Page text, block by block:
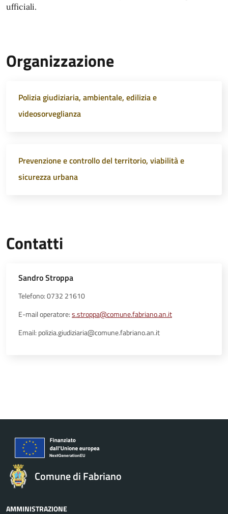
ufficiali.
Organizzazione
Polizia giudiziaria, ambientale, edilizia e
videosorveglianza
Prevenzione e controllo del territorio, viabilità e
sicurezza urbana
Contatti
Sandro Stroppa
Telefono: 0732 21610
E-mail operatore:s.stroppa@comune.fabriano.an.it
Email: polizia.giudiziaria@comune.fabriano.an.it
Comune di Fabriano
AMMINISTRAZIONE